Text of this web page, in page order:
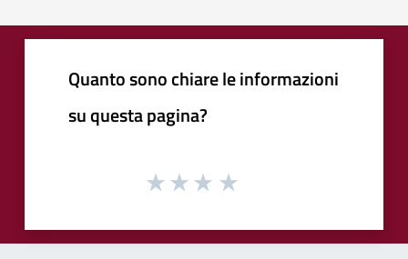
Quanto sono chiare le informazioni
su questa pagina?